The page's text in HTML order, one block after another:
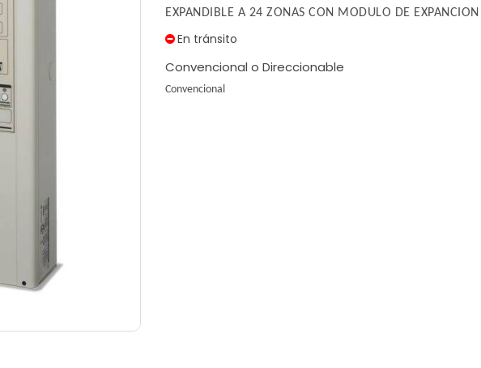
EXPANDIBLE A 24 ZONAS CON MODULO DE
En tránsito
Convencional o Direccionable
Convencional